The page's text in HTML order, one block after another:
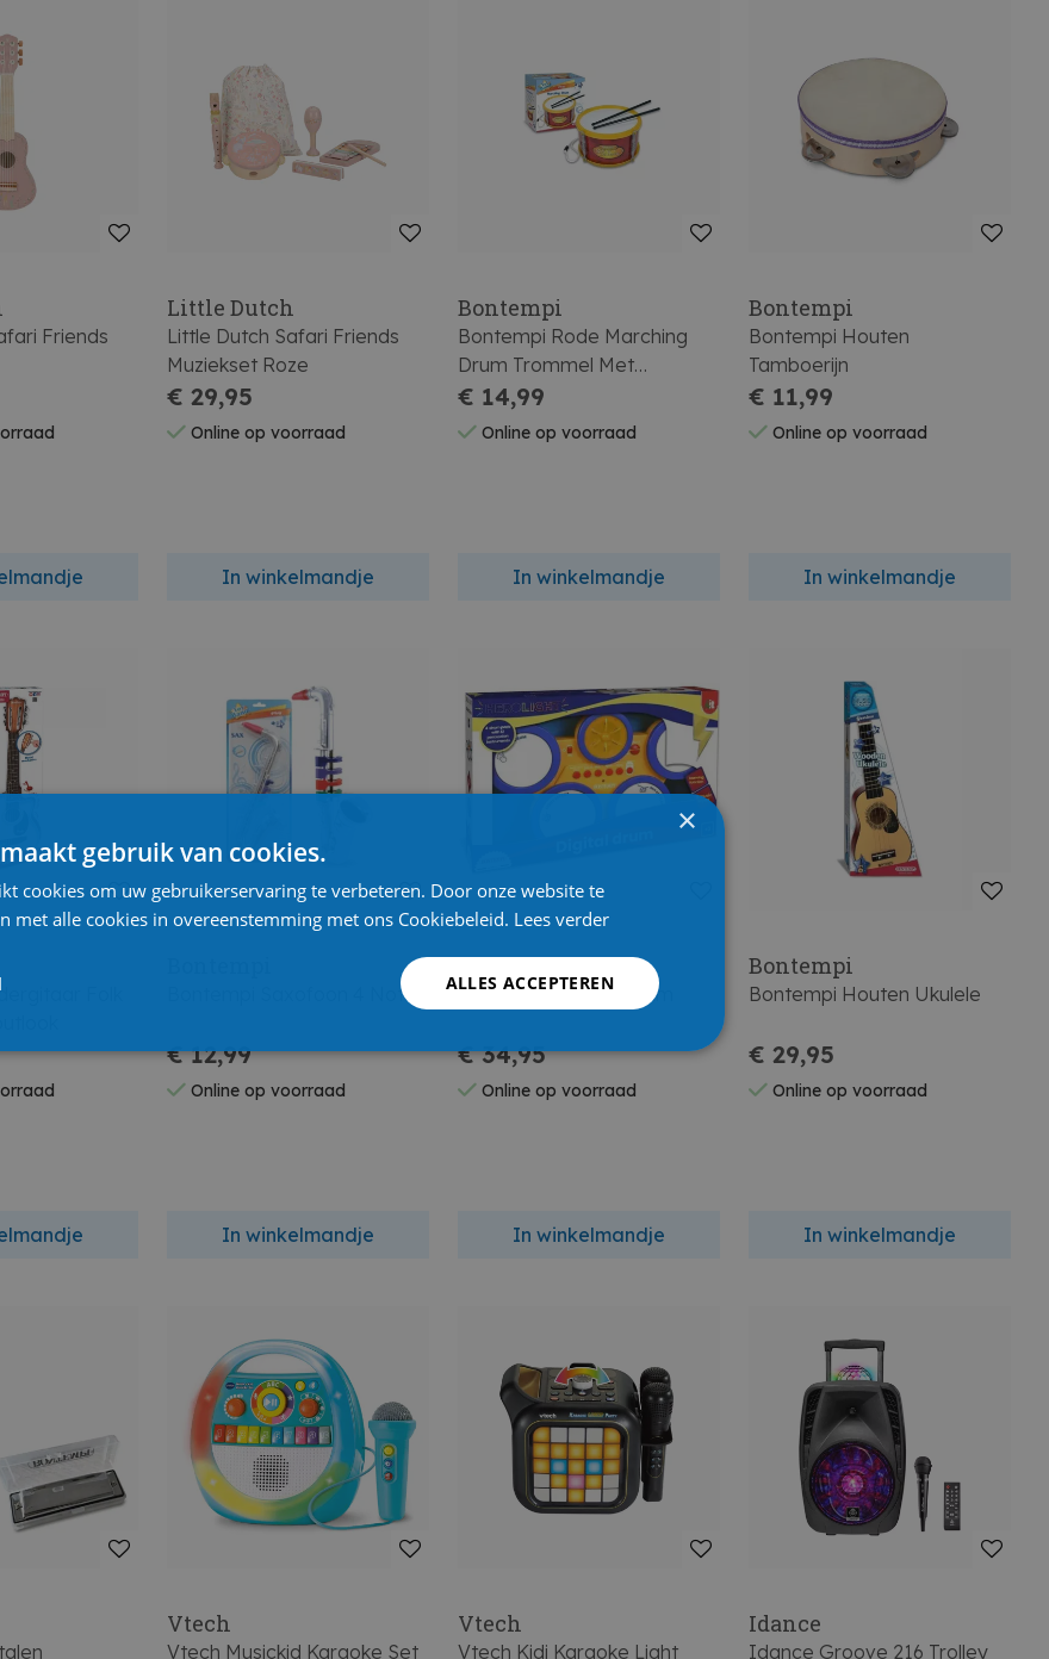
Friends
Little Dutch
Little Dutch Safari Friends
Muziekset Roze
€ 29,95
Online op voorraad
In winkelmandje
Bontempi
Bontempi Rode Marching
Drum Trommel Met
Schouderband 21cm
Diameter
€ 14,99
Online op voorraad
In winkelmandje
Bontempi
Bontempi Houten
Tamboerijn
€ 11,99
Online op voorraad
In winkelmandje
Folk
Bontempi Saxofoon 4 Noten
€ 12,99
Online op voorraad
In winkelmandje
Bontempi
Bontempi Digitale Drum
€ 34,95
Online op voorraad
In winkelmandje
Bontempi
Bontempi Houten Ukulele
€ 29,95
Online op voorraad
In winkelmandje
Vtech
Vtech Musickid Karaoke Set
Vtech
Vtech Kidi Karaoke Light
Idance
Idance Groove 216 Trolley
×
gebruik van cookies.
cookies om uw gebruikerservaring te verbeteren. Door onze website te
met alle cookies in overeenstemming met ons Cookiebeleid. Lees verder
ALLES ACCEPTEREN